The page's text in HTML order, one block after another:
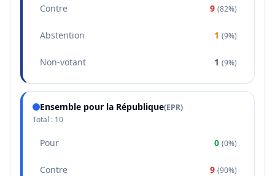
Contre 9 (82%)
Abstention 1 (9%)
Non-votant 1 (9%)
Ensemble pour la République(EPR)
Total : 10
Pour 0 (0%)
Contre 9 (90%)